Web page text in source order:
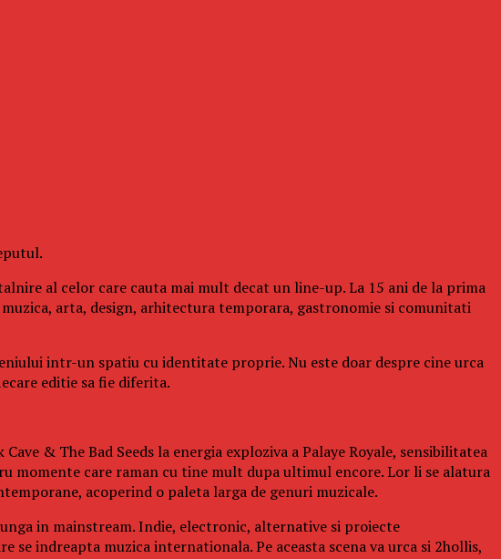
al celor care cauta mai mult decat un line-up. La 15 ani de la prima
arta, design, arhitectura temporara, gastronomie si comunitati
intr-un spatiu cu identitate proprie. Nu este doar despre cine urca
editie sa fie diferita.
& The Bad Seeds la energia exploziva a Palaye Royale, sensibilitatea
care raman cu tine mult dupa ultimul encore. Lor li se alatura
acoperind o paleta larga de genuri muzicale.
in mainstream. Indie, electronic, alternative si proiecte
indreapta muzica internationala. Pe aceasta scena va urca si 2hollis,